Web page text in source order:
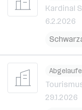
Kardinal
6.2.2026
29.1.2026